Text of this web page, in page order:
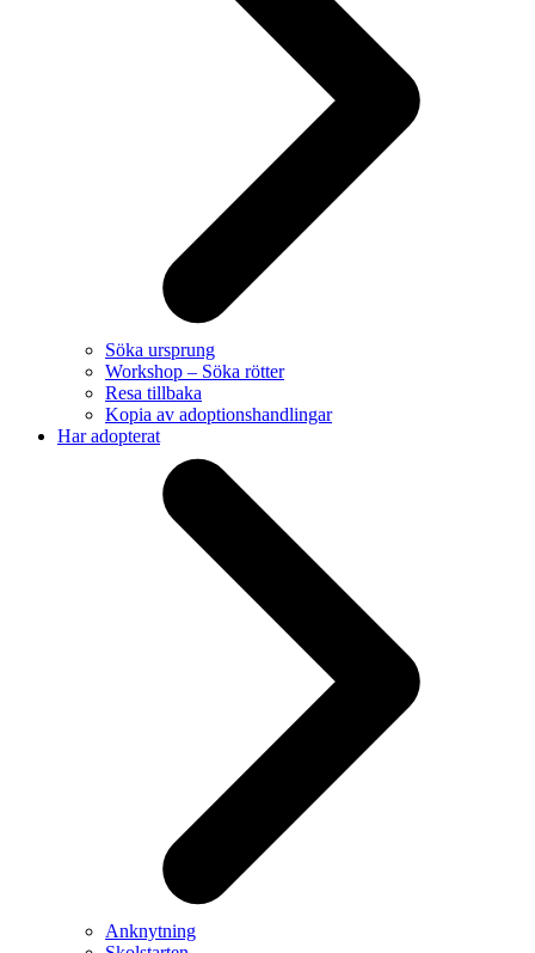
Söka ursprung
Workshop – Söka rötter
Resa tillbaka
Kopia av adoptionshandlingar
Har adopterat
Anknytning